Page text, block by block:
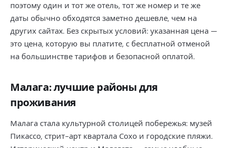
поэтому один и тот же отель, тот же номер и те же
даты обычно обходятся заметно дешевле, чем на
других сайтах. Без скрытых условий: указанная цена —
это цена, которую вы платите, с бесплатной отменой
на большинстве тарифов и безопасной оплатой.
Малага: лучшие районы для
проживания
Малага стала культурной столицей побережья: музей
Пикассо, стрит-арт квартала Сохо и городские пляжи.